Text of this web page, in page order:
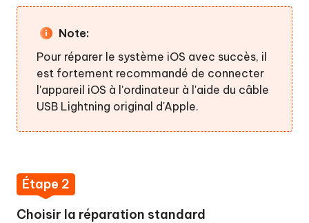
données
Sauvegarder
et
restaurer
un
iPhone
Note:
Pour réparer le système iOS avec succès, il
est fortement recommandé de connecter
l'appareil iOS à l'ordinateur à l'aide du câble
USB Lightning original d'Apple.
Étape 2
Choisir la réparation standard